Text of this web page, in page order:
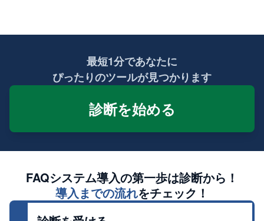
最短1分であなたに
ぴったりのツールが見つかります
診断を始める
FAQシステム導入の第一歩は診断から！
導入までの流れをチェック！